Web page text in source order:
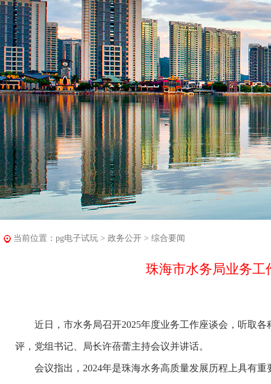
当前位置： pg电子试玩 > 政务公开 > 综合要闻
珠海市水务局业务工
近日，市水务局召开2025年度业务工作座谈会，听取各
评，党组书记、局长许蓓蕾主持会议并讲话。
会议指出，2024年是珠海水务高质量发展历程上具有重